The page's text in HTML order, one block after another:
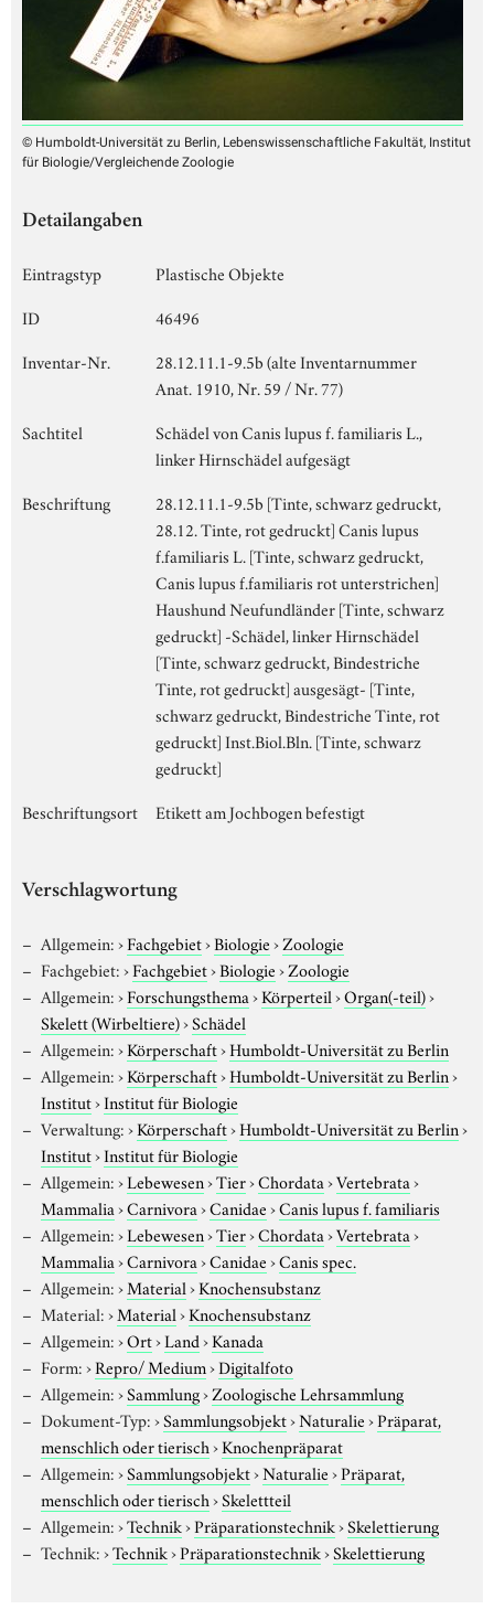
© Humboldt-Universität zu Berlin, Lebenswissenschaftliche Fakultät, Institut
für Biologie/Vergleichende Zoologie
Detailangaben
Eintragstyp
Plastische Objekte
ID
46496
Inventar-Nr.
28.12.11.1-9.5b (alte Inventarnummer
Anat. 1910, Nr. 59 / Nr. 77)
Sachtitel
Schädel von Canis lupus f. familiaris L.,
linker Hirnschädel aufgesägt
Beschriftung
28.12.11.1-9.5b [Tinte, schwarz gedruckt,
28.12. Tinte, rot gedruckt] Canis lupus
f.familiaris L. [Tinte, schwarz gedruckt,
Canis lupus f.familiaris rot unterstrichen]
Haushund Neufundländer [Tinte, schwarz
gedruckt] -Schädel, linker Hirnschädel
[Tinte, schwarz gedruckt, Bindestriche
Tinte, rot gedruckt] ausgesägt- [Tinte,
schwarz gedruckt, Bindestriche Tinte, rot
gedruckt] Inst.Biol.Bln. [Tinte, schwarz
gedruckt]
Beschriftungsort
Etikett am Jochbogen befestigt
Verschlagwortung
Allgemein:›Fachgebiet›Biologie›Zoologie
Fachgebiet:›Fachgebiet›Biologie›Zoologie
Allgemein:›Forschungsthema›Körperteil›Organ(-teil)›
Skelett (Wirbeltiere)›Schädel
Allgemein:›Körperschaft›Humboldt-Universität zu Berlin
Allgemein:›Körperschaft›Humboldt-Universität zu Berlin›
Institut›Institut für Biologie
Verwaltung:›Körperschaft›Humboldt-Universität zu Berlin›
Institut›Institut für Biologie
Allgemein:›Lebewesen›Tier›Chordata›Vertebrata›
Mammalia›Carnivora›Canidae›Canis lupus f. familiaris
Allgemein:›Lebewesen›Tier›Chordata›Vertebrata›
Mammalia›Carnivora›Canidae›Canis spec.
Allgemein:›Material›Knochensubstanz
Material:›Material›Knochensubstanz
Allgemein:›Ort›Land›Kanada
Form:›Repro/ Medium›Digitalfoto
Allgemein:›Sammlung›Zoologische Lehrsammlung
Dokument-Typ:›Sammlungsobjekt›Naturalie›Präparat,
menschlich oder tierisch›Knochenpräparat
Allgemein:›Sammlungsobjekt›Naturalie›Präparat,
menschlich oder tierisch›Skelettteil
Allgemein:›Technik›Präparationstechnik›Skelettierung
Technik:›Technik›Präparationstechnik›Skelettierung